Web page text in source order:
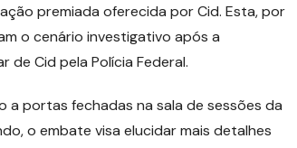
premiada oferecida por Cid. Esta, por
o cenário investigativo após a
Cid pela Polícia Federal.
a portas fechadas na sala de sessões da
o embate visa elucidar mais detalhes